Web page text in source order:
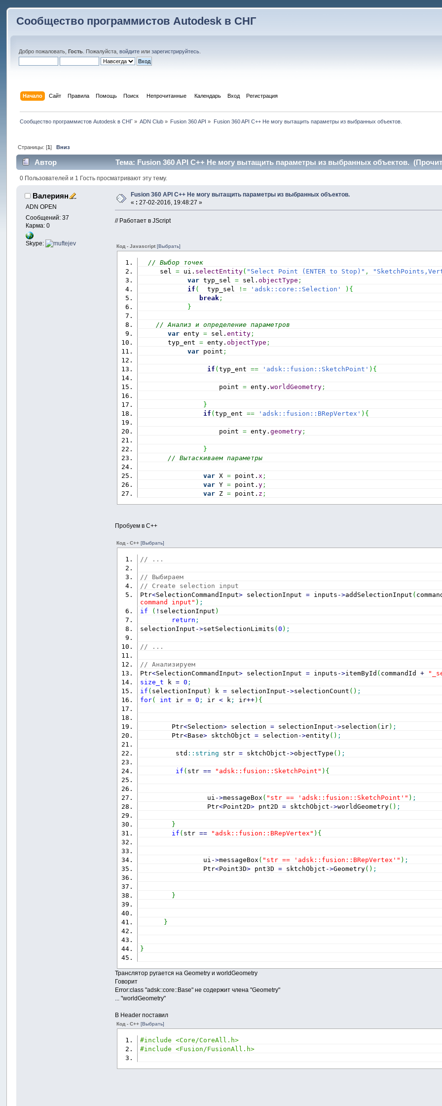
Сообщество программистов Autodesk в СНГ
Добро пожаловать,Гость . Пожалуйста,войдите илизарегистрируйтесь
Начало Сайт Правила Помощь Поиск Непрочитанные Календарь Вход Регистрация
Сообщество программистов Autodesk в СНГ» ADN Club » Fusion 360 API » Fusion 360 API C++ Не могу вытащить параметры из выбранных объектов.
Страницы: [1] Вниз
Автор Тема: Fusion 360 API C++ Не могу вытащить параметры из выбранных объектов.
0 Пользователей и 1 Гость просматривают эту тему.
Валериян
ADN OPEN
Сообщений: 37
Карма: 0
Skype:
Fusion 360 API C++ Не могу вытащить параметры из выбранных объектов.
« : 27-02-2016, 19:48:27 »
// Работает в JScript
Код - Javascript[Выбрать]
// Выбор точек
sel = ui. selectEntity( "Select Point (ENTER to Stop)" ,
var typ_sel = sel.objectType ;
if ( typ_sel != 'adsk::core::Selection' ) {
break ;
}
// Анализ и определение параметров
var enty = sel.entity ;
typ_ent = enty.objectType ;
var point ;
if (typ_ent == 'adsk::fusion::SketchPoint' ) {
point = enty.worldGeometry ;
}
if (typ_ent == 'adsk::fusion::BRepVertex' ) {
point = enty.geometry ;
}
// Вытаскиваем параметры
var X = point. x ;
var Y = point.y ;
var Z = point. z ;
Пробуем в С++
Код - C++[Выбрать]
// ...
// Выбираем
// Create selection input
Ptr<SelectionCommandInput> selectionInput = inputs ->addSelectionInput (
command input" ) ;
if
( ! selectionInput )
return ;
selectionInput ->setSelectionLimits (0 ) ;
// ...
// Анализируем
Ptr<SelectionCommandInput> selectionInput = inputs ->itemById ( commandId +
size_t k = 0 ;
if ( selectionInput ) k = selectionInput ->selectionCount ( ) ;
for( int ir = 0 ; ir < k ; ir++) {
Ptr<Selection> selection = selectionInput ->selection ( ir) ;
Ptr<Base> sktchObjct = selection ->entity( ) ;
std :: string str = sktchObjct ->objectType ( ) ;
if ( str == "adsk::fusion::SketchPoint" ) {
ui ->messageBox ( "str == 'adsk::fusion::SketchPoint'" ) ;
Ptr<Point2D> pnt2D = sktchObjct ->worldGeometry( ) ;
}
if ( str == "adsk::fusion::BRepVertex" ) {
ui ->messageBox ( "str == 'adsk::fusion::BRepVertex'" ) ;
Ptr<Point3D> pnt3D = sktchObjct ->Geometry( ) ;
}
}
}
Транслятор ругается на Geometry и worldGeometry
Говорит
Error:class "adsk::core::Base" не содержит члена "Geometry"
... "worldGeometry"
В Header поставил
Код - C++[Выбрать]
#include <Core/CoreAll.h>
#include <Fusion/FusionAll.h>